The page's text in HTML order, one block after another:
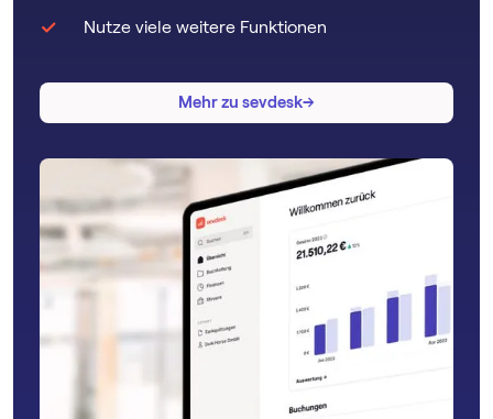
Nutze viele weitere Funktionen
Mehr zu sevdesk→
→